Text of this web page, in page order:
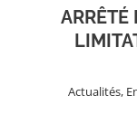
ARRÊTÉ
Actualités,